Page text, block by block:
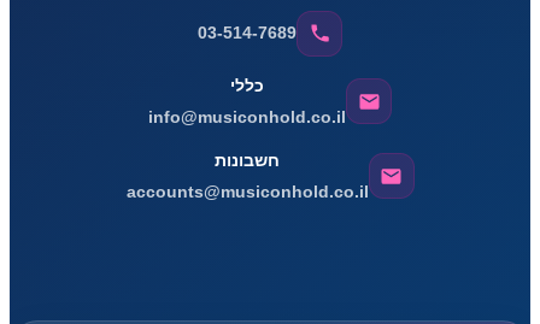
03-514-7689
כללי
info@musiconhold.co.il
חשבונות
accounts@musiconhold.co.il